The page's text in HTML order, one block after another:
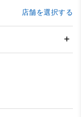
店舗を選択する